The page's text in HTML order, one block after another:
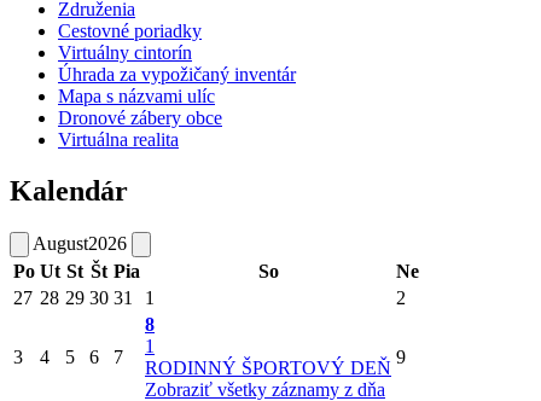
Združenia
Cestovné poriadky
Virtuálny cintorín
Úhrada za vypožičaný inventár
Mapa s názvami ulíc
Dronové zábery obce
Virtuálna realita
Kalendár
August2026
Po Ut St Št Pia So
Ne
27 28 29 30 31 1 2
3 4 5 6 7
8
1
RODINNÝ ŠPORTOVÝ DEŇ
Zobraziť všetky záznamy z dňa
9